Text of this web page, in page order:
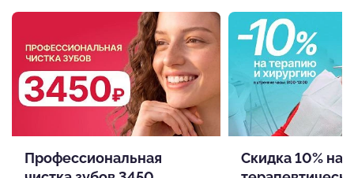
Профессиональная
Скидка 10% на